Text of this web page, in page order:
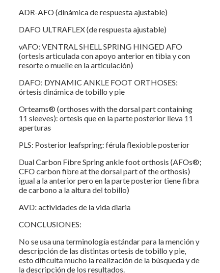
ADR-AFO (dinámica de respuesta ajustable)
DAFO ULTRAFLEX (de respuesta ajustable)
vAFO: VENTRAL SHELL SPRING HINGED AFO
(ortesis articulada con apoyo anterior en tibia y con
resorte o muelle en la articulación)
DAFO: DYNAMIC ANKLE FOOT ORTHOSES:
órtesis dinámica de tobillo y pie
Orteams® (orthoses with the dorsal part containing
11 sleeves): ortesis que en la parte posterior lleva 11
aperturas
PLS: Posterior leafspring: férula flexioble posterior
Dual Carbon Fibre Spring ankle foot orthosis (AFOs®;
CFO carbon fibre at the dorsal part of the orthosis)
igual a la anterior pero en la parte posterior tiene fibra
de carbono a la altura del tobillo)
AVD: actividades de la vida diaria
CONCLUSIONES:
No se usa una terminología estándar para la mención y
descripción de las distintas ortesis de tobillo y pie,
esto dificulta mucho la realización de la búsqueda y de
la descripción de los resultados.